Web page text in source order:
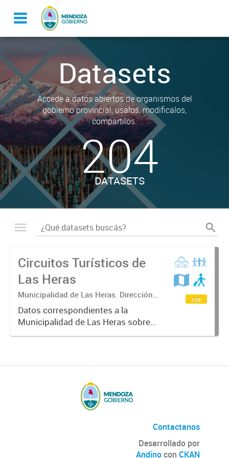
Datasets
Accede a datos abiertos de organismos del
gobierno provincial, usalos, modificalos,
compartilos.
204
DATASETS
Circuitos Turísticos de
Las Heras
Municipalidad de Las Heras. Dirección
de Turismo.
Datos correspondientes a la
Municipalidad de Las Heras sobre
circuitos turísticos del
csv
Contactanos
Desarrollado por
Andinocon CKAN